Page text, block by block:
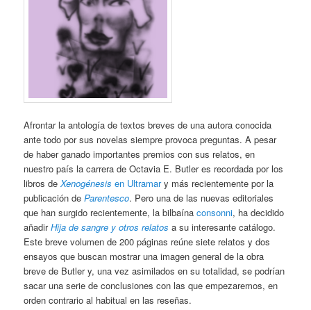
Afrontar la antología de textos breves de una autora conocida
ante todo por sus novelas siempre provoca preguntas. A pesar
de haber ganado importantes premios con sus relatos, en
nuestro país la carrera de Octavia E. Butler es recordada por los
libros deXenogénesis en Ultramary más recientemente por la
publicación deParentesco. Pero una de las nuevas editoriales
que han surgido recientemente, la bilbaínaconsonni, ha decidido
añadirHija de sangre y otros relatos a su interesante catálogo.
Este breve volumen de 200 páginas reúne siete relatos y dos
ensayos que buscan mostrar una imagen general de la obra
breve de Butler y, una vez asimilados en su totalidad, se podrían
sacar una serie de conclusiones con las que empezaremos, en
orden contrario al habitual en las reseñas.